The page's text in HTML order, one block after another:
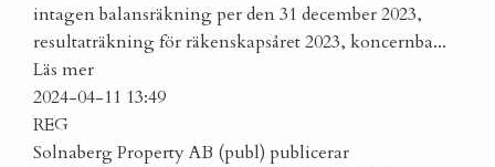
intagen balansräkning per den 31 december 2023,
resultaträkning för räkenskapsåret 2023, koncernba...
Läs mer
2024-04-11 13:49
REG
Solnaberg Property AB (publ) publicerar